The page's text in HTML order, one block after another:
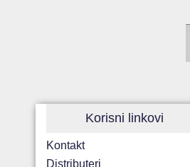
Korisni linkovi
Kontakt
Distributeri